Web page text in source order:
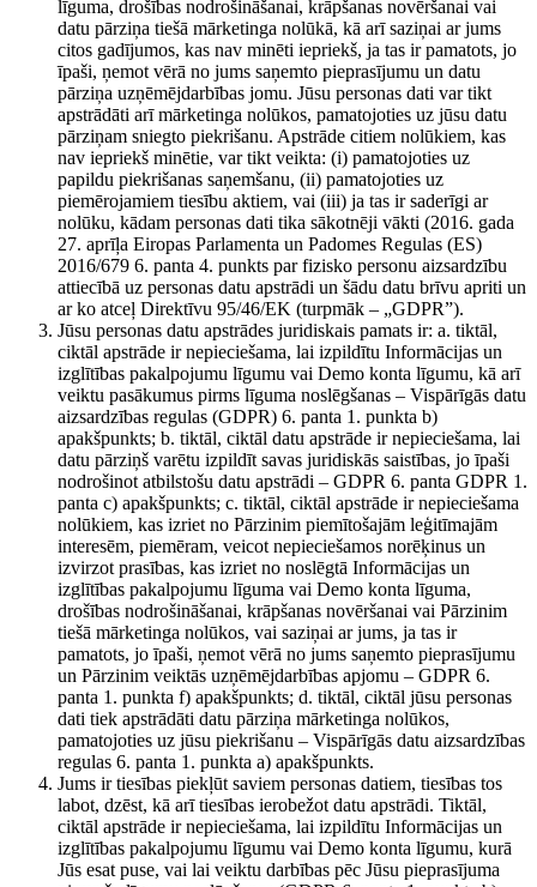
līguma, drošības nodrošināšanai, krāpšanas novēršanai vai
datu pārziņa tiešā mārketinga nolūkā, kā arī saziņai ar jums
citos gadījumos, kas nav minēti iepriekš, ja tas ir pamatots, jo
īpaši, ņemot vērā no jums saņemto pieprasījumu un datu
pārziņa uzņēmējdarbības jomu. Jūsu personas dati var tikt
apstrādāti arī mārketinga nolūkos, pamatojoties uz jūsu datu
pārziņam sniegto piekrišanu. Apstrāde citiem nolūkiem, kas
nav iepriekš minētie, var tikt veikta: (i) pamatojoties uz
papildu piekrišanas saņemšanu, (ii) pamatojoties uz
piemērojamiem tiesību aktiem, vai (iii) ja tas ir saderīgi ar
nolūku, kādam personas dati tika sākotnēji vākti (2016. gada
27. aprīļa Eiropas Parlamenta un Padomes Regulas (ES)
2016/679 6. panta 4. punkts par fizisko personu aizsardzību
attiecībā uz personas datu apstrādi un šādu datu brīvu apriti un
ar ko atceļ Direktīvu 95/46/EK (turpmāk – „GDPR”).
Jūsu personas datu apstrādes juridiskais pamats ir: a. tiktāl,
ciktāl apstrāde ir nepieciešama, lai izpildītu Informācijas un
izglītības pakalpojumu līgumu vai Demo konta līgumu, kā arī
veiktu pasākumus pirms līguma noslēgšanas – Vispārīgās datu
aizsardzības regulas (GDPR) 6. panta 1. punkta b)
apakšpunkts; b. tiktāl, ciktāl datu apstrāde ir nepieciešama, lai
datu pārziņš varētu izpildīt savas juridiskās saistības, jo īpaši
nodrošinot atbilstošu datu apstrādi – GDPR 6. panta GDPR 1.
panta c) apakšpunkts; c. tiktāl, ciktāl apstrāde ir nepieciešama
nolūkiem, kas izriet no Pārzinim piemītošajām leģitīmajām
interesēm, piemēram, veicot nepieciešamos norēķinus un
izvirzot prasības, kas izriet no noslēgtā Informācijas un
izglītības pakalpojumu līguma vai Demo konta līguma,
drošības nodrošināšanai, krāpšanas novēršanai vai Pārzinim
tiešā mārketinga nolūkos, vai saziņai ar jums, ja tas ir
pamatots, jo īpaši, ņemot vērā no jums saņemto pieprasījumu
un Pārzinim veiktās uzņēmējdarbības apjomu – GDPR 6.
panta 1. punkta f) apakšpunkts; d. tiktāl, ciktāl jūsu personas
dati tiek apstrādāti datu pārziņa mārketinga nolūkos,
pamatojoties uz jūsu piekrišanu – Vispārīgās datu aizsardzības
regulas 6. panta 1. punkta a) apakšpunkts.
Jums ir tiesības piekļūt saviem personas datiem, tiesības tos
labot, dzēst, kā arī tiesības ierobežot datu apstrādi. Tiktāl,
ciktāl apstrāde ir nepieciešama, lai izpildītu Informācijas un
izglītības pakalpojumu līgumu vai Demo konta līgumu, kurā
Jūs esat puse, vai lai veiktu darbības pēc Jūsu pieprasījuma